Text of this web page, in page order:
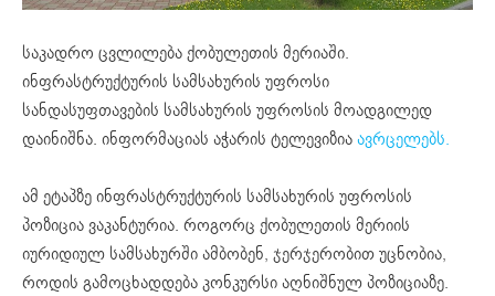
საკადრო ცვლილება ქობულეთის მერიაში.
ინფრასტრუქტურის სამსახურის უფროსი
სანდასუფთავების სამსახურის უფროსის მოადგილედ
დაინიშნა. ინფორმაციას აჭარის ტელევიზიაავრცელებს.
ამ ეტაპზე ინფრასტრუქტურის სამსახურის უფროსის
პოზიცია ვაკანტურია. როგორც ქობულეთის მერიის
იურიდიულ სამსახურში ამბობენ, ჯერჯერობით უცნობია,
როდის გამოცხადდება კონკურსი აღნიშნულ პოზიციაზე.